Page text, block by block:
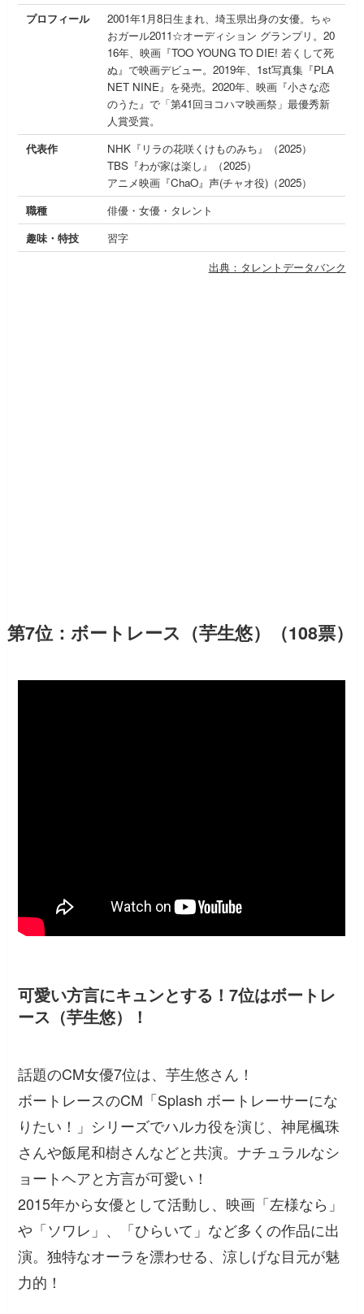
プロフィール
2001年1月8日生まれ、埼玉県出身の女優。ちゃ
おガール2011☆オーディション グランプリ。20
16年、映画『TOO YOUNG TO DIE! 若くして死
ぬ』で映画デビュー。2019年、1st写真集『PLA
NET NINE』を発売。2020年、映画『小さな恋
のうた』で「第41回ヨコハマ映画祭」最優秀新
人賞受賞。
代表作
NHK『リラの花咲くけものみち』（2025）
TBS『わが家は楽し』（2025）
アニメ映画『ChaO』声(チャオ役)（2025）
職種
俳優・女優・タレント
趣味・特技
習字
出典：タレントデータバンク
第7位：ボートレース（芋生悠）（108票）
可愛い方言にキュンとする！7位はボートレ
ース（芋生悠）！
話題のCM女優7位は、芋生悠さん！
ボートレースのCM「Splash ボートレーサーにな
りたい！」シリーズでハルカ役を演じ、神尾楓珠
さんや飯尾和樹さんなどと共演。ナチュラルなシ
ョートヘアと方言が可愛い！
2015年から女優として活動し、映画「左様なら」
や「ソワレ」、「ひらいて」など多くの作品に出
演。独特なオーラを漂わせる、涼しげな目元が魅
力的！